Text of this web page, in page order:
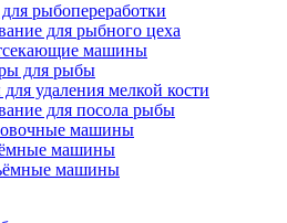
рыбопереработки
для рыбного цеха
машины
для рыбы
удаления мелкой кости
для посола рыбы
машины
машины
машины